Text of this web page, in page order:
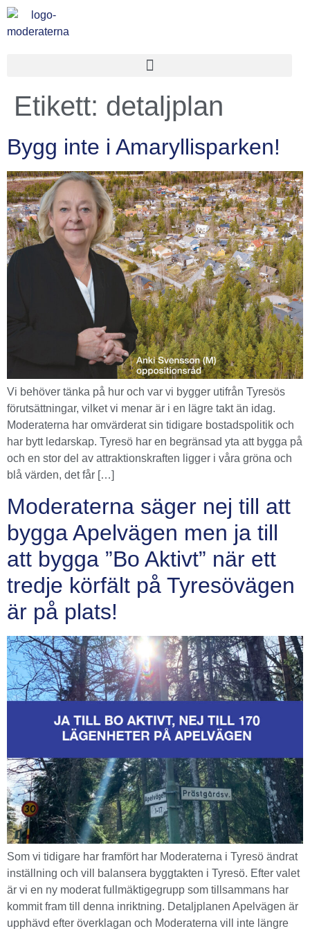
Etikett: detaljplan
Bygg inte i Amaryllisparken!
Vi behöver tänka på hur och var vi bygger utifrån Tyresös
förutsättningar, vilket vi menar är i en lägre takt än idag.
Moderaterna har omvärderat sin tidigare bostadspolitik och
har bytt ledarskap. Tyresö har en begränsad yta att bygga på
och en stor del av attraktionskraften ligger i våra gröna och
blå värden, det får […]
Moderaterna säger nej till att
bygga Apelvägen men ja till
att bygga ”Bo Aktivt” när ett
tredje körfält på Tyresövägen
är på plats!
Som vi tidigare har framfört har Moderaterna i Tyresö ändrat
inställning och vill balansera byggtakten i Tyresö. Efter valet
är vi en ny moderat fullmäktigegrupp som tillsammans har
kommit fram till denna inriktning. Detaljplanen Apelvägen är
upphävd efter överklagan och Moderaterna vill inte längre